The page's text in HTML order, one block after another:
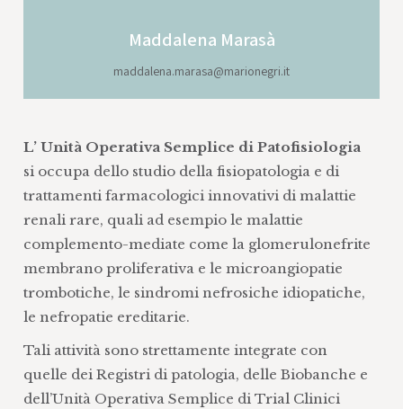
Maddalena Marasà
maddalena.marasa@marionegri.it
L’ Unità Operativa Semplice di Patofisiologia
si occupa dello studio della fisiopatologia e di
trattamenti farmacologici innovativi di malattie
renali rare, quali ad esempio le malattie
complemento-mediate come la glomerulonefrite
membrano proliferativa e le microangiopatie
trombotiche, le sindromi nefrosiche idiopatiche,
le nefropatie ereditarie.
Tali attività sono strettamente integrate con
quelle dei Registri di patologia, delle Biobanche e
dell’Unità Operativa Semplice di Trial Clinici